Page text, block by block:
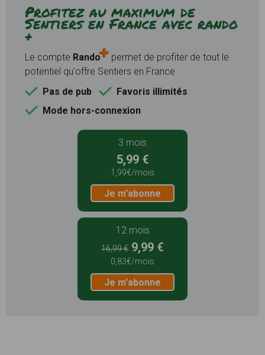
Profitez au maximum de
Sentiers en France avec rando
+
Le compte Rando
permet de profiter de tout le
potentiel qu'offre Sentiers en France :
Pas de pub
Favoris illimités
Mode hors-connexion
3 mois
5,99 €
1,99€/mois
Je m'abonne
12 mois
16,99 € 9,99 €
0,83€/mois
Je m'abonne